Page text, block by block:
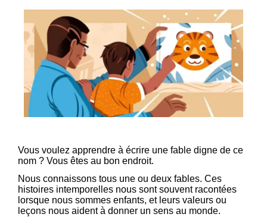
Vous voulez apprendre à écrire une fable digne de ce
nom ? Vous êtes au bon endroit.
Nous connaissons tous une ou deux fables. Ces
histoires intemporelles nous sont souvent racontées
lorsque nous sommes enfants, et leurs valeurs ou
leçons nous aident à donner un sens au monde.